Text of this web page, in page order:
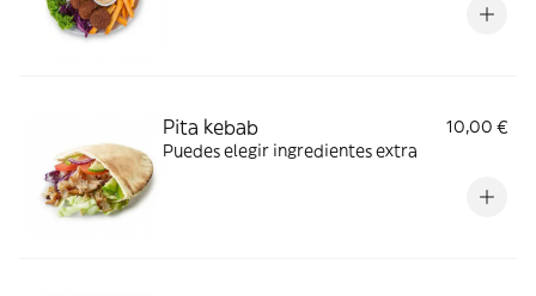
Pita kebab
10,00 €
Puedes elegir ingredientes extra